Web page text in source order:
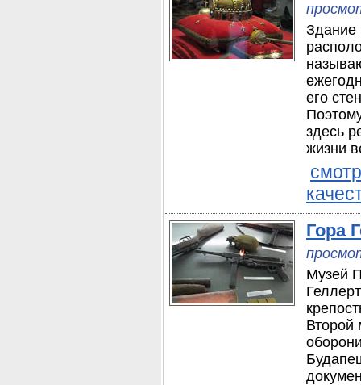
Здание
его
здесь
жизни
Гора
Музей
Второй